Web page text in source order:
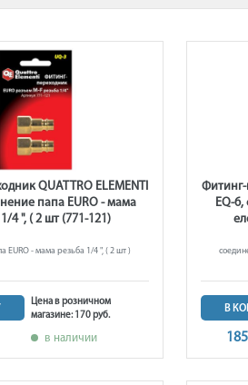
QUATTRO ELEMENTI
папа EURO - мама
4 ", ( 2 шт (771-121)
EURO - мама резьба 1/4 ", ( 2 шт )
Цена в розничном
магазине: 170 руб.
в наличии
Фитинг-
EQ-
В